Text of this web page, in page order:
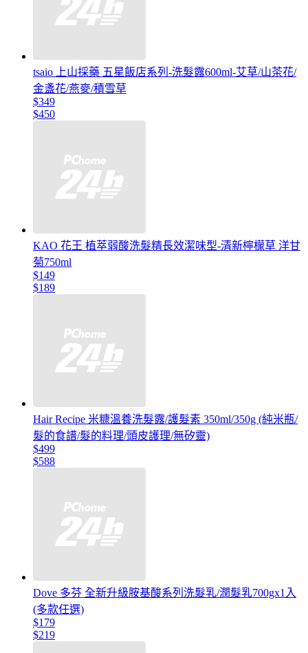
tsaio 上山採藥 五星飯店系列-洗髮露600ml-艾草/山茶花/
金盞花/燕麥/積雪草
$349
$450
KAO 花王 植萃弱酸洗髮精長效潔味型-清新檸檬草 洋甘
菊750ml
$149
$189
Hair Recipe 米糠溫養洗髮露/護髮素 350ml/350g (純米瓶/
髮的食譜/髮的料理/頭皮護理/無矽靈)
$499
$588
Dove 多芬 全新升級胺基酸系列洗髮乳/潤髮乳700gx1入
(多款任選)
$179
$219